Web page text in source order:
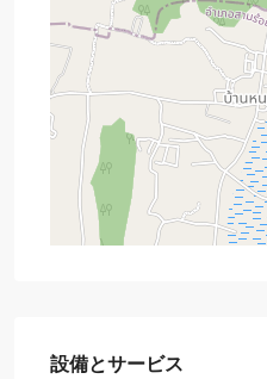
設備とサービス